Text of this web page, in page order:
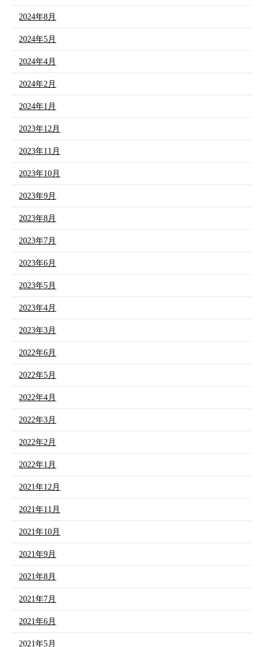
2024年8月
2024年5月
2024年4月
2024年2月
2024年1月
2023年12月
2023年11月
2023年10月
2023年9月
2023年8月
2023年7月
2023年6月
2023年5月
2023年4月
2023年3月
2022年6月
2022年5月
2022年4月
2022年3月
2022年2月
2022年1月
2021年12月
2021年11月
2021年10月
2021年9月
2021年8月
2021年7月
2021年6月
2021年5月